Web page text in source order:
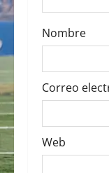
o
n
Nombre
Correo
Web